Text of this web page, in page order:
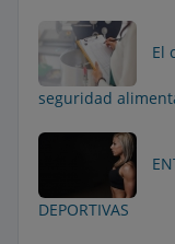
El
seguridad
DEPORTIVAS